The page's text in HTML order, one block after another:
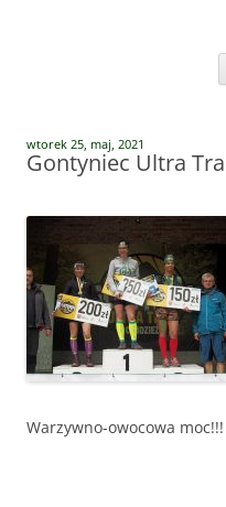
wtorek 25, maj, 2021
Gontyniec Ultra
Warzywno-owocowa moc!!!